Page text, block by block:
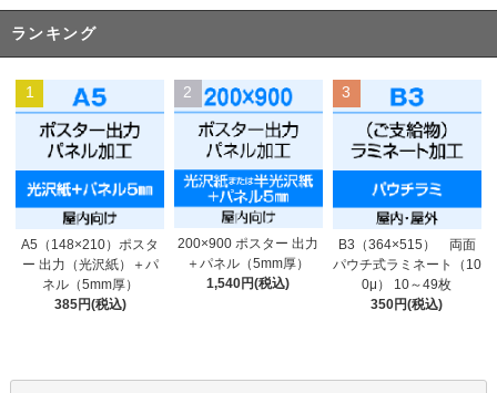
ランキング
1
A5（148×210）ポスタ
ー 出力（光沢紙）＋パ
ネル（5mm厚）
385円(税込)
2
200×900 ポスター 出力
＋パネル（5mm厚）
1,540円(税込)
3
B3（364×515） 両面
パウチ式ラミネート（10
0μ） 10～49枚
350円(税込)